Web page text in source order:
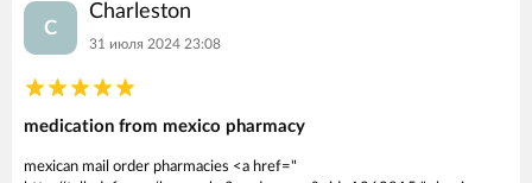
C
Charleston
31 июля 2024 23:08
medication from mexico pharmacy
mexican mail order pharmacies <a href="